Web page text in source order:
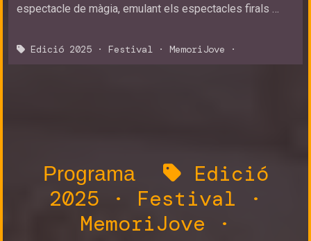
espectacle de màgia, emulant els espectacles firals …
Edició 2025 · Festival · MemoriJove ·
Programa
Edició
2025 · Festival ·
MemoriJove ·